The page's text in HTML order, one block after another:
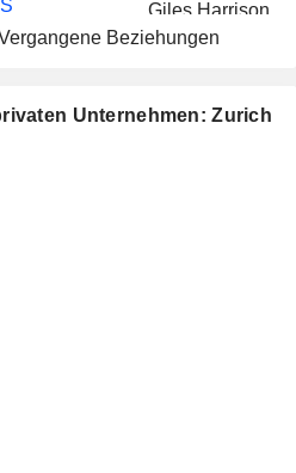
Giles Harrison
Tulsi Naidu
Beziehungen
Unternehmen: Zurich